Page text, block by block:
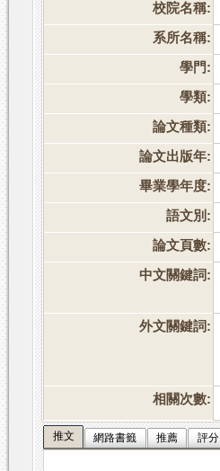
校院名稱:
系所名稱:
學門:
學類:
論文種類:
論文出版年:
畢業學年度:
語文別:
論文頁數:
中文關鍵詞:
外文關鍵詞:
相關次數:
推文 網路書籤 推薦 評分